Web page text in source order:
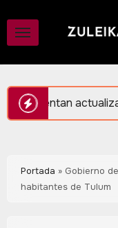
contenido
del Atlas de
Portada » Gobierno
habitantes de Tulum